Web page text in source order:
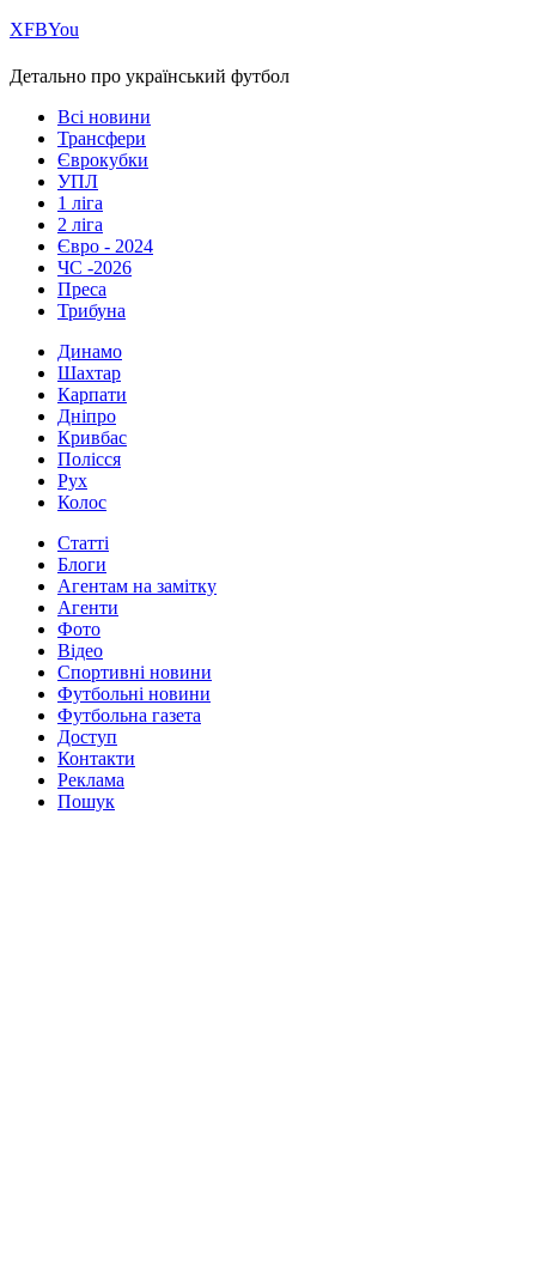
ХFBYou
Детально про український футбол
Всі новини
Трансфери
Єврокубки
УПЛ
1 ліга
2 ліга
Євро - 2024
ЧС -2026
Преса
Трибуна
Динамо
Шахтар
Карпати
Дніпро
Кривбас
Полісся
Рух
Колос
Статті
Блоги
Агентам на замітку
Агенти
Фото
Відео
Спортивні новини
Футбольні новини
Футбольна газета
Доступ
Контакти
Реклама
Пошук